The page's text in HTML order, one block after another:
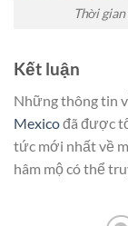
Thời
Kết luận
Những thông tin
Mexicođã được
tức mới nhất về
hâm mộ có thể